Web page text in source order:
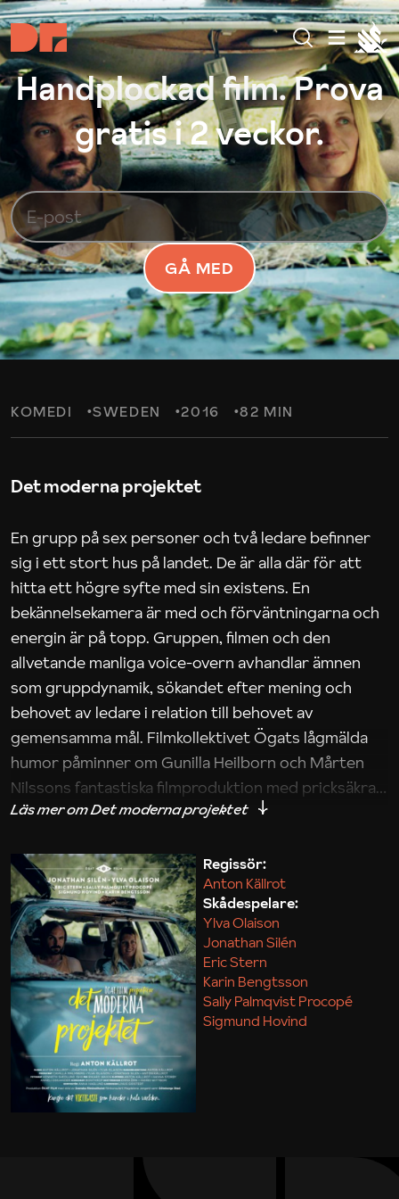
Handplockad film. Prova
gratis i 2 veckor.
GÅ MED
KOMEDI SWEDEN 2016 82 MIN
Det moderna projektet
En grupp på sex personer och två ledare befinner
sig i ett stort hus på landet. De är alla där för att
hitta ett högre syfte med sin existens. En
bekännelsekamera är med och förväntningarna och
energin är på topp. Gruppen, filmen och den
allvetande manliga voice-overn avhandlar ämnen
som gruppdynamik, sökandet efter mening och
behovet av ledare i relation till behovet av
gemensamma mål. Filmkollektivet Ögats lågmälda
humor påminner om Gunilla Heilborn och Mårten
Nilssons fantastiska filmproduktion med pricksäkra
iakttagelser om hur svårt det kan vara att omsätta
Maja Kekonius
Regissör:
Anton Källrot
Skådespelare:
Ylva Olaison
Jonathan Silén
Eric Stern
Karin Bengtsson
Sally Palmqvist Procopé
Sigmund Hovind